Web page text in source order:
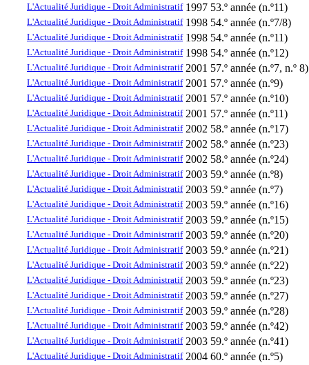
L'Actualité Juridique - Droit Administratif 1997 53.º année (n.º11)
L'Actualité Juridique - Droit Administratif 1998 54.º année (n.º7/8)
L'Actualité Juridique - Droit Administratif 1998 54.º année (n.º11)
L'Actualité Juridique - Droit Administratif 1998 54.º année (n.º12)
L'Actualité Juridique - Droit Administratif 2001 57.º année (n.º7, n.º 8)
L'Actualité Juridique - Droit Administratif 2001 57.º année (n.º9)
L'Actualité Juridique - Droit Administratif 2001 57.º année (n.º10)
L'Actualité Juridique - Droit Administratif 2001 57.º année (n.º11)
L'Actualité Juridique - Droit Administratif 2002 58.º année (n.º17)
L'Actualité Juridique - Droit Administratif 2002 58.º année (n.º23)
L'Actualité Juridique - Droit Administratif 2002 58.º année (n.º24)
L'Actualité Juridique - Droit Administratif 2003 59.º année (n.º8)
L'Actualité Juridique - Droit Administratif 2003 59.º année (n.º7)
L'Actualité Juridique - Droit Administratif 2003 59.º année (n.º16)
L'Actualité Juridique - Droit Administratif 2003 59.º année (n.º15)
L'Actualité Juridique - Droit Administratif 2003 59.º année (n.º20)
L'Actualité Juridique - Droit Administratif 2003 59.º année (n.º21)
L'Actualité Juridique - Droit Administratif 2003 59.º année (n.º22)
L'Actualité Juridique - Droit Administratif 2003 59.º année (n.º23)
L'Actualité Juridique - Droit Administratif 2003 59.º année (n.º27)
L'Actualité Juridique - Droit Administratif 2003 59.º année (n.º28)
L'Actualité Juridique - Droit Administratif 2003 59.º année (n.º42)
L'Actualité Juridique - Droit Administratif 2003 59.º année (n.º41)
L'Actualité Juridique - Droit Administratif 2004 60.º année (n.º5)